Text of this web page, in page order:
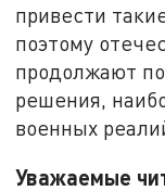
привести
поэтому
продолжают
решения,
военных
Уважаемые